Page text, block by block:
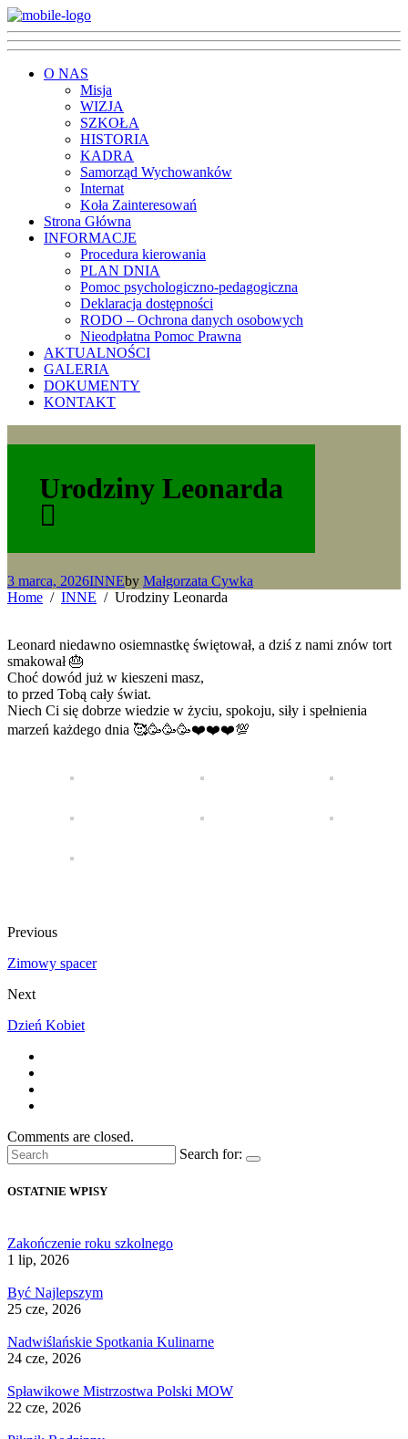
O NAS
Misja
WIZJA
SZKOŁA
HISTORIA
KADRA
Samorząd Wychowanków
Internat
Koła Zainteresowań
Strona Główna
INFORMACJE
Procedura kierowania
PLAN DNIA
Pomoc psychologiczno-pedagogiczna
Deklaracja dostępności
RODO – Ochrona danych osobowych
Nieodpłatna Pomoc Prawna
AKTUALNOŚCI
GALERIA
DOKUMENTY
KONTAKT
Urodziny Leonarda
3 marca, 2026INNEby Małgorzata Cywka
Home
INNE Urodziny Leonarda
Leonard niedawno osiemnastkę świętował, a dziś z nami znów tort
smakował 🎂
Choć dowód już w kieszeni masz,
to przed Tobą cały świat.
Niech Ci się dobrze wiedzie w życiu, spokoju, siły i spełnienia
marzeń każdego dnia 🥰🥳🥳🥳❤️❤️❤️💯
Previous
Zimowy spacer
Next
Dzień Kobiet
Comments are closed.
Search for:
OSTATNIE WPISY
Zakończenie roku szkolnego
1 lip, 2026
Być Najlepszym
25 cze, 2026
Nadwiślańskie Spotkania Kulinarne
24 cze, 2026
Spławikowe Mistrzostwa Polski MOW
22 cze, 2026